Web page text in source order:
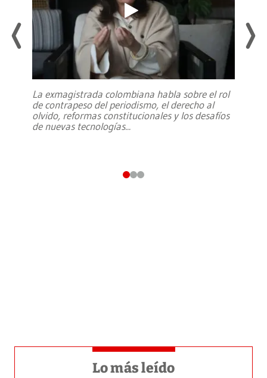
La exmagistrada colombiana habla sobre el rol
de contrapeso del periodismo, el derecho al
olvido, reformas constitucionales y los desafíos
de nuevas tecnologías...
Lo más leído